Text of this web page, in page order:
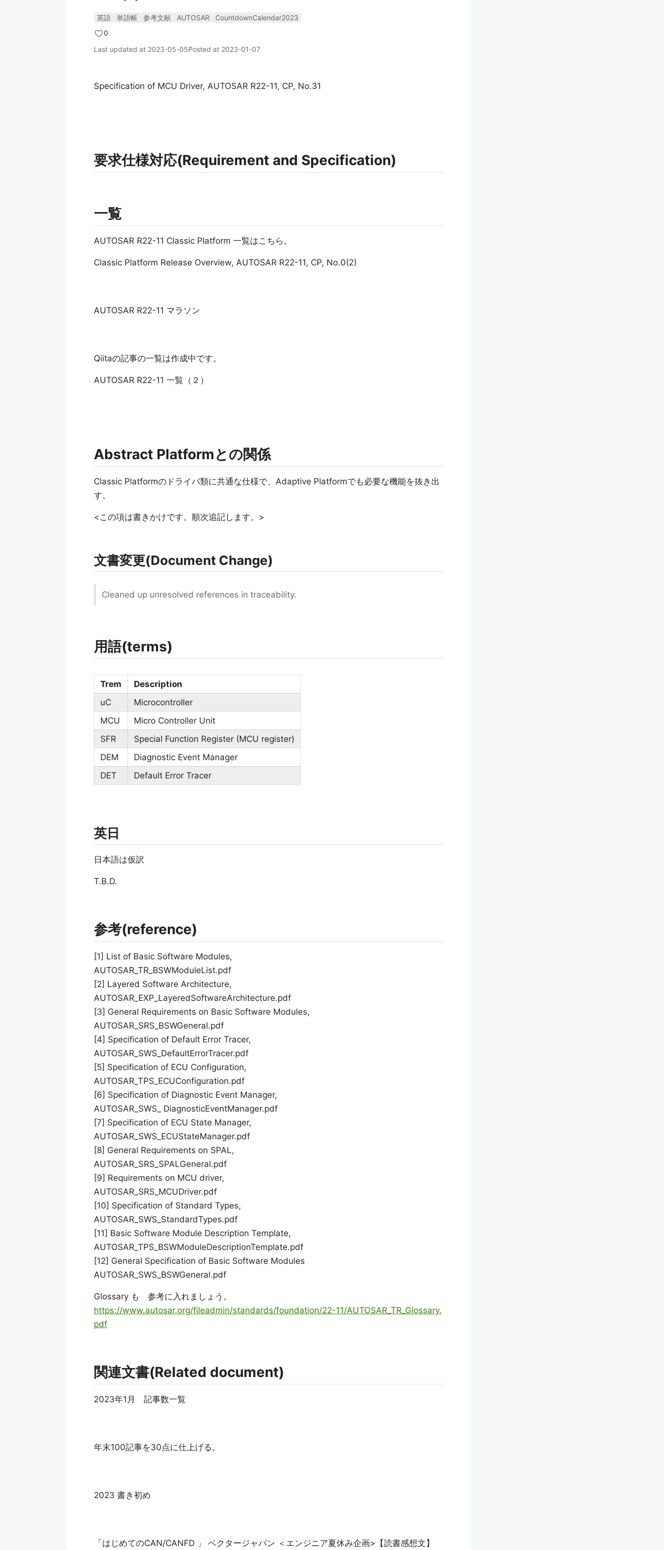
英語 単語帳 参考文献 AUTOSAR
CountdownCalendar2023
0
Last updated at 2023-05-05Posted at 2023-01-07
Specification of MCU Driver, AUTOSAR R22-11, CP, No.31
要求仕様対応(Requirement and Specification)
一覧
AUTOSAR R22-11 Classic Platform 一覧はこちら。
Classic Platform Release Overview, AUTOSAR R22-11, CP, No.0(2)
AUTOSAR R22-11 マラソン
Qiitaの記事の一覧は作成中です。
AUTOSAR R22-11 一覧（２）
Abstract Platformとの関係
Classic Platformのドライバ類に共通な仕様で、Adaptive Platformでも必要な機能を抜き出
す。
<この項は書きかけです。順次追記します。>
文書変更(Document Change)
Cleaned up unresolved references in traceability.
用語(terms)
Trem
Description
uC
Microcontroller
MCU
Micro Controller Unit
SFR
Special Function Register (MCU register)
DEM
Diagnostic Event Manager
DET
Default Error Tracer
英日
日本語は仮訳
T.B.D.
参考(reference)
[1] List of Basic Software Modules,
AUTOSAR_TR_BSWModuleList.pdf
[2] Layered Software Architecture,
AUTOSAR_EXP_LayeredSoftwareArchitecture.pdf
[3] General Requirements on Basic Software Modules,
AUTOSAR_SRS_BSWGeneral.pdf
[4] Specification of Default Error Tracer,
AUTOSAR_SWS_DefaultErrorTracer.pdf
[5] Specification of ECU Configuration,
AUTOSAR_TPS_ECUConfiguration.pdf
[6] Specification of Diagnostic Event Manager,
AUTOSAR_SWS_ DiagnosticEventManager.pdf
[7] Specification of ECU State Manager,
AUTOSAR_SWS_ECUStateManager.pdf
[8] General Requirements on SPAL,
AUTOSAR_SRS_SPALGeneral.pdf
[9] Requirements on MCU driver,
AUTOSAR_SRS_MCUDriver.pdf
[10] Specification of Standard Types,
AUTOSAR_SWS_StandardTypes.pdf
[11] Basic Software Module Description Template,
AUTOSAR_TPS_BSWModuleDescriptionTemplate.pdf
[12] General Specification of Basic Software Modules
AUTOSAR_SWS_BSWGeneral.pdf
Glossary も 参考に入れましょう。
https://www.autosar.org/fileadmin/standards/foundation/22-11/AUTOSAR_TR_Glossary.
pdf
関連文書(Related document)
2023年1月 記事数一覧
年末100記事を30点に仕上げる。
2023 書き初め
「はじめてのCAN/CANFD 」 ベクタージャパン ＜エンジニア夏休み企画>【読書感想文】